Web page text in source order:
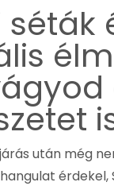
séták
után még
érdekel,